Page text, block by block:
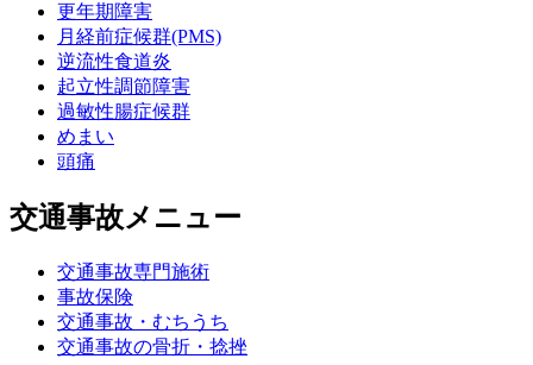
更年期障害
月経前症候群(PMS)
逆流性食道炎
起立性調節障害
過敏性腸症候群
めまい
頭痛
交通事故メニュー
交通事故専門施術
事故保険
交通事故・むちうち
交通事故の骨折・捻挫